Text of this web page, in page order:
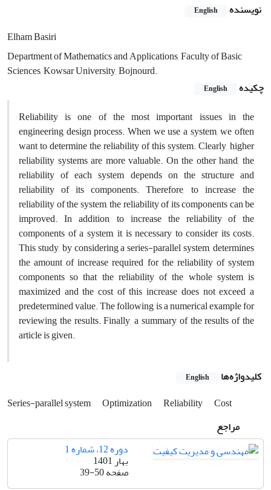
نویسنده English
Elham Basiri
Department of Mathematics and Applications, Faculty of Basic
Sciences, Kowsar University, Bojnourd.
چکیده
English
Reliability is one of the most important issues in the
engineering design process. When we use a system, we often
want to determine the reliability of this system. Clearly, higher
reliability systems are more valuable. On the other hand, the
reliability of each system depends on the structure and
reliability of its components. Therefore, to increase the
reliability of the system, the reliability of its components can be
improved. In addition, to increase the reliability of the
components of a system, it is necessary to consider its costs.
This study, by considering a series-parallel system, determines
the amount of increase required for the reliability of system
components so that the reliability of the whole system is
maximized and the cost of this increase does not exceed a
predetermined value. The following is a numerical example for
reviewing the results. Finally, a summary of the results of the
article is given.
کلیدواژه‌ها English
Series-parallel system Optimization Reliability
Cost
مراجع
دوره 12، شماره 1
بهار 1401
صفحه39-50